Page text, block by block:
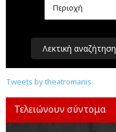
Λεκτική αναζήτηση
Tweets by theatromanis
Τελειώνουν σύντομα